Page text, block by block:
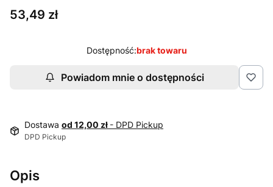
Cena
53,49 zł
Dostępność:brak towaru
Powiadom mnie o dostępności
Dostawa od 12,00 zł - DPD Pickup
DPD Pickup
Opis